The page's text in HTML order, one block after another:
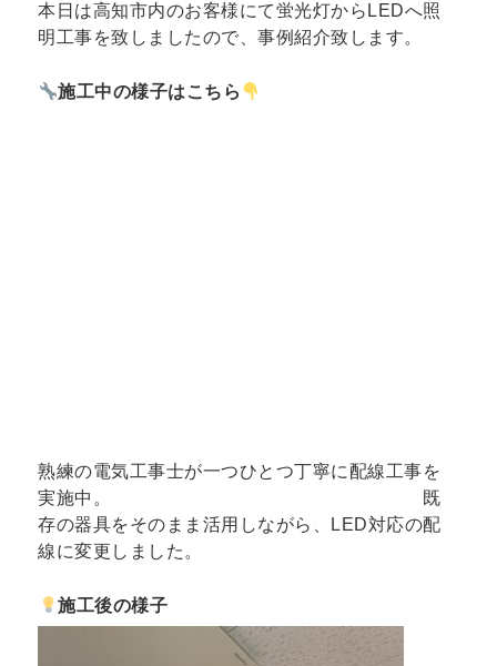
本日は高知市内のお客様にて蛍光灯からLEDへ照
明工事を致しましたので、事例紹介致します。
施工中の様子はこちら
熟練の電気工事士が一つひとつ丁寧に配線工事を
実施中。 既
存の器具をそのまま活用しながら、LED対応の配
線に変更しました。
施工後の様子